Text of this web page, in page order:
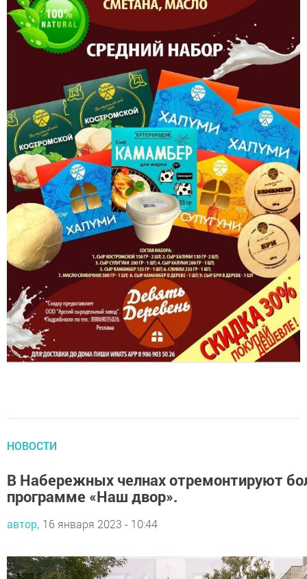
программе «Наш двор».
автор, 16 января 2023 - 10:44